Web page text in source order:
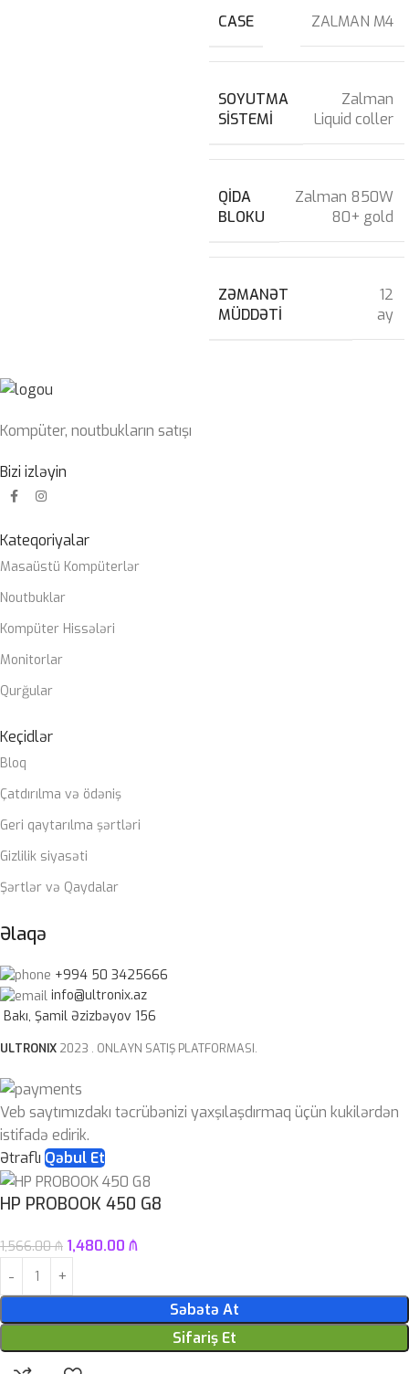
CASE ZALMAN M4
SOYUTMA
SISTEMI
Zalman
Liquid coller
QIDA
BLOKU
Zalman 850W
80+ gold
ZƏMANƏT
MÜDDƏTI
12
ay
Kompüter, noutbukların satışı
Bizi izləyin
Kateqoriyalar
Masaüstü Kompüterlər
Noutbuklar
Kompüter Hissələri
Monitorlar
Qurğular
Keçidlər
Bloq
Çatdırılma və ödəniş
Geri qaytarılma şərtləri
Gizlilik siyasəti
Şərtlər və Qaydalar
Əlaqə
+994 50 3425666
info@ultronix.az
Bakı, Şamil Əzizbəyov 156
ULTRONIX 2023 . ONLAYN SATIŞ PLATFORMASI.
Veb saytımızdakı təcrübənizi yaxşılaşdırmaq üçün kukilərdən
istifadə edirik.
Ətraflı Qəbul Et
HP PROBOOK 450 G8
1,566.00₼ 1,480.00 ₼
Səbətə At
Sifariş Et